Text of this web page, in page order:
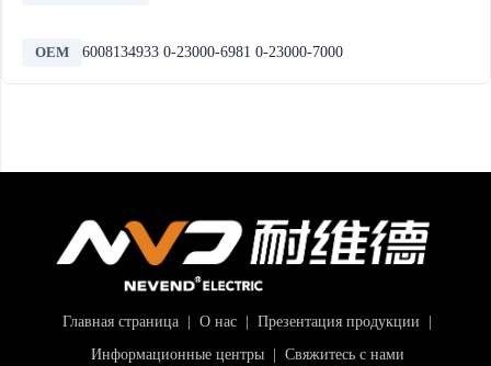
OEM 6008134933 0-23000-6981 0-23000-7000
Главная страница О нас Презентация продукции
Информационные центры| Свяжитесь с нами